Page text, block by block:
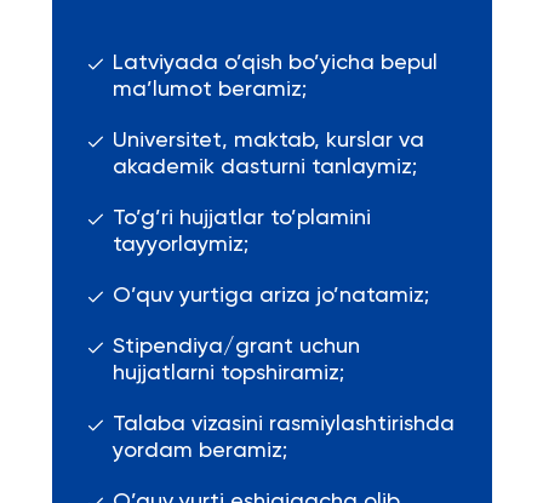
Latviyada o’qish bo’yicha bepul
ma’lumot beramiz;
Universitet, maktab, kurslar va
akademik dasturni tanlaymiz;
To’g’ri hujjatlar to’plamini
tayyorlaymiz;
O’quv yurtiga ariza jo’natamiz;
Stipendiya/grant uchun
hujjatlarni topshiramiz;
Talaba vizasini rasmiylashtirishda
yordam beramiz;